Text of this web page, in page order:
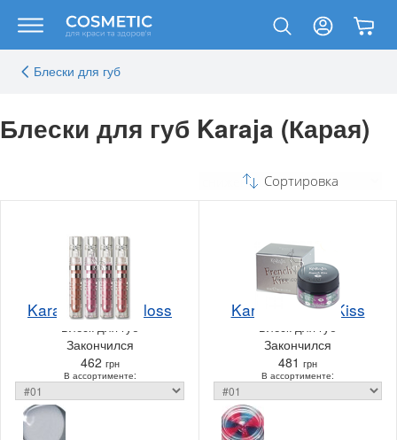
Блески для губ
Блески для губ Karaja (Карая)
Сортировка
Karaja Crystal Gloss
Закончился
462 грн
В ассортименте:
Karaja French Kiss
Закончился
481 грн
В ассортименте: